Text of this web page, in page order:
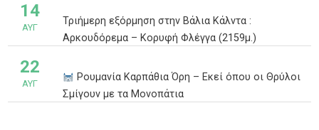
14
ΑΥΓ
Τριήμερη εξόρμηση στην Βάλια Κάλντα :
Αρκουδόρεμα – Κορυφή Φλέγγα (2159μ.)
22
ΑΥΓ
Ρουμανία Καρπάθια Όρη – Εκεί όπου οι Θρύλοι
Σμίγουν με τα Μονοπάτια